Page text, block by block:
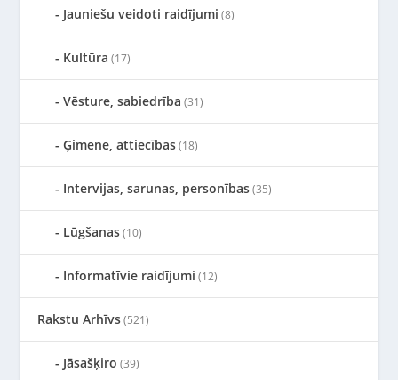
Jauniešu veidoti raidījumi (8)
Kultūra (17)
Vēsture, sabiedrība (31)
Ģimene, attiecības(18)
Intervijas, sarunas, personības(35)
Lūgšanas(10)
Informatīvie raidījumi (12)
Rakstu Arhīvs(521)
Jāsašķiro (39)